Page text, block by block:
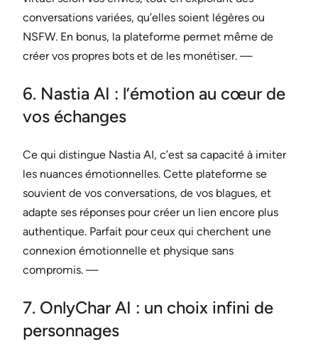
conversations variées, qu’elles soient légères ou
NSFW. En bonus, la plateforme permet même de
créer vos propres bots et de les monétiser. —
6. Nastia AI : l’émotion au cœur de
vos échanges
Ce qui distingue Nastia AI, c’est sa capacité à imiter
les nuances émotionnelles. Cette plateforme se
souvient de vos conversations, de vos blagues, et
adapte ses réponses pour créer un lien encore plus
authentique. Parfait pour ceux qui cherchent une
connexion émotionnelle et physique sans
compromis. —
7. OnlyChar AI : un choix infini de
personnages